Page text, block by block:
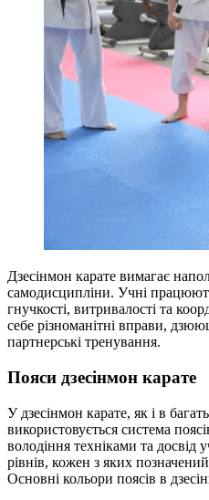
Дзесінмон карате вимагає
самодисципліни. Учні
гнучкості, витривалості та
себе різноманітні вправи,
партнерські тренування.
Пояси дзесінмон карате
У дзесінмон карате, як і в
використовується система
володіння техніками та досвід
рівнів, кожен з яких
Основні кольори поясів в